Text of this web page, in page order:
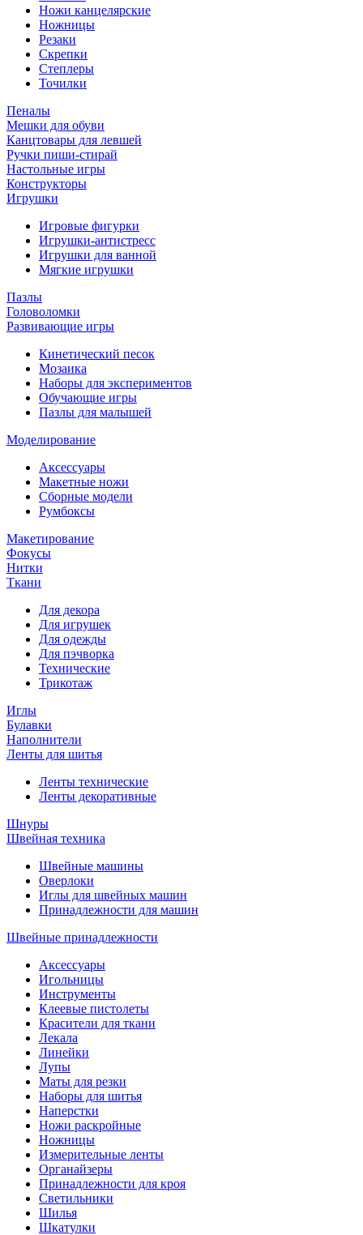
Ножи канцелярские
Ножницы
Резаки
Скрепки
Степлеры
Точилки
Пеналы
Мешки для обуви
Канцтовары для левшей
Ручки пиши-стирай
Настольные игры
Конструкторы
Игрушки
Игровые фигурки
Игрушки-антистресс
Игрушки для ванной
Мягкие игрушки
Пазлы
Головоломки
Развивающие игры
Кинетический песок
Мозаика
Наборы для экспериментов
Обучающие игры
Пазлы для малышей
Моделирование
Аксессуары
Макетные ножи
Сборные модели
Румбоксы
Макетирование
Фокусы
Нитки
Ткани
Для декора
Для игрушек
Для одежды
Для пэчворка
Технические
Трикотаж
Иглы
Булавки
Наполнители
Ленты для шитья
Ленты технические
Ленты декоративные
Шнуры
Швейная техника
Швейные машины
Оверлоки
Иглы для швейных машин
Принадлежности для машин
Швейные принадлежности
Аксессуары
Игольницы
Инструменты
Клеевые пистолеты
Красители для ткани
Лекала
Линейки
Лупы
Маты для резки
Наборы для шитья
Наперстки
Ножи раскройные
Ножницы
Измерительные ленты
Органайзеры
Принадлежности для кроя
Светильники
Шилья
Шкатулки